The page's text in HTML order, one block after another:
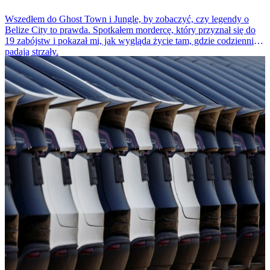
Wszedłem do Ghost Town i Jungle, by zobaczyć, czy legendy o
Belize City to prawda. Spotkałem mordercę, który przyznał się do
19 zabójstw i pokazał mi, jak wygląda życie tam, gdzie codziennie
padają strzały.